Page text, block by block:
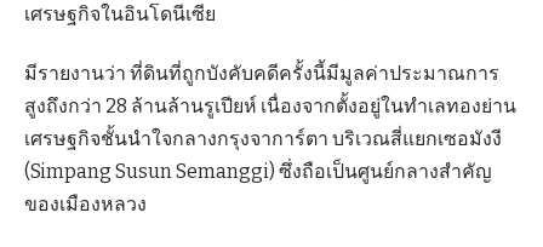
เศรษฐกิจในอินโดนีเซีย
มีรายงานว่า ที่ดินที่ถูกบังคับคดีครั้งนี้มีมูลค่าประมาณการ
สูงถึงกว่า 28 ล้านล้านรูเปียห์ เนื่องจากตั้งอยู่ในทำเลทองย่าน
เศรษฐกิจชั้นนำใจกลางกรุงจาการ์ตา บริเวณสี่แยกเซอมังงี
(Simpang Susun Semanggi) ซึ่งถือเป็นศูนย์กลางสำคัญ
ของเมืองหลวง